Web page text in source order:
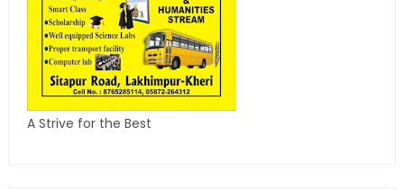
A Strive for the Best